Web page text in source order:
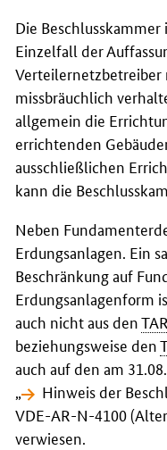
Die
Einzelfall der
missbräuchlich
allgemein die
errichtenden
ausschließlichen
kann die
Neben
Erdungsanlagen. Ein
Beschränkung auf
Erdungsanlagenform
auch nicht aus denTAR
beziehungsweise den
auch auf den am
„
Hinweis der
VDE-AR-N-4100
verwiesen.